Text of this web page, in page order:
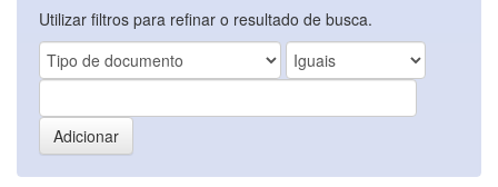
Utilizar filtros para refinar o resultado de busca.